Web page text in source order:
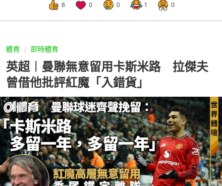
6 0 0 1 0
體育 即時體育
英超︱曼聯無意留用卡斯米路 拉傑夫
曾借他批評紅魔「入錯貨」